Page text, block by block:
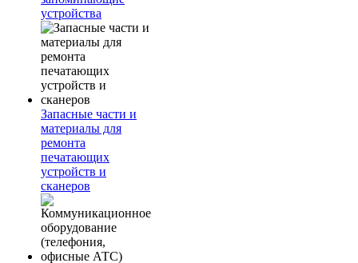
устройства
Запасные части и
материалы для
ремонта
печатающих
устройств и
сканеров